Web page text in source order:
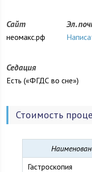
Сайт
неомакс.рф
Эл.
Седация
Есть («ФГДС во сне»)
Стоимость
Гастроскопия